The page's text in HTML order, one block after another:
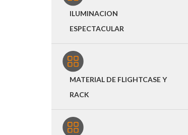
ILUMINACION
ESPECTACULAR
MATERIAL DE FLIGHTCASE Y
RACK